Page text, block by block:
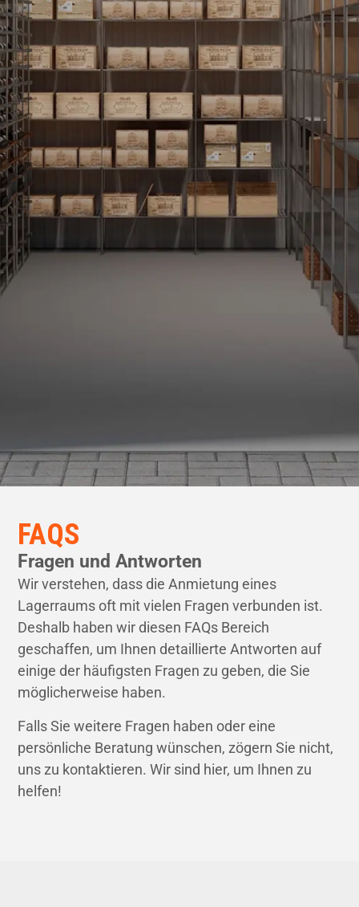
FAQS
Fragen und Antworten
Wir verstehen, dass die Anmietung eines
Lagerraums oft mit vielen Fragen verbunden ist.
Deshalb haben wir diesen FAQs Bereich
geschaffen, um Ihnen detaillierte Antworten auf
einige der häufigsten Fragen zu geben, die Sie
möglicherweise haben.
Falls Sie weitere Fragen haben oder eine
persönliche Beratung wünschen, zögern Sie nicht,
uns zu kontaktieren. Wir sind hier, um Ihnen zu
helfen!